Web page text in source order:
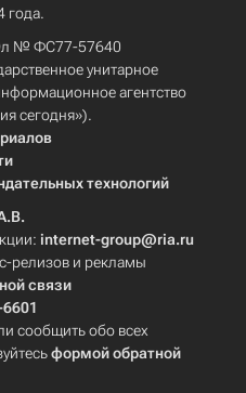
года.
Эл № ФС77-57640
унитарное
агентство
сегодня»).
технологий
internet-group@ria.ru
релизов и рекламы
связи
сообщить обо всех
формой обратной